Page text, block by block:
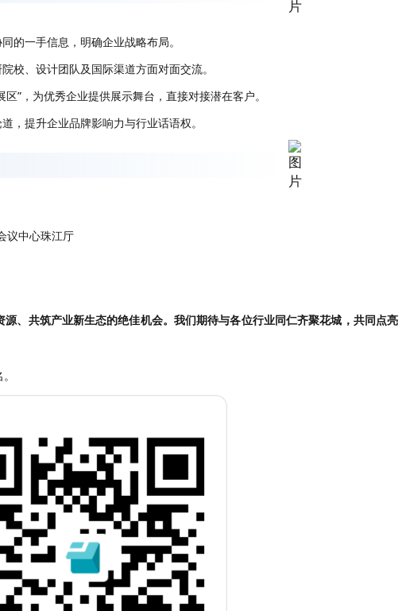
的一手信息，明确企业战略布局。
校、设计团队及国际渠道方面对面交流。
区”，为优秀企业提供展示舞台，直接对接潜在客户。
，提升企业品牌影响力与行业话语权。
议中心珠江厅
、共筑产业新生态的绝佳机会。我们期待与各位行业同仁齐聚花城，共同点亮